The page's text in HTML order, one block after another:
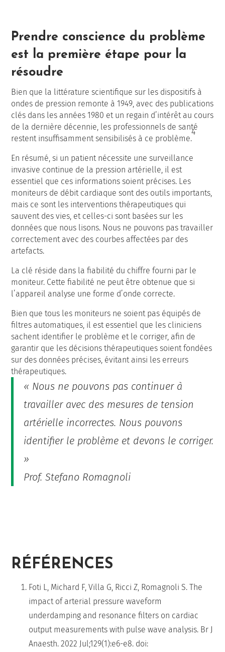
Prendre conscience du problème
est la première étape pour la
résoudre
Bien que la littérature scientifique sur les dispositifs à
ondes de pression remonte à 1949, avec des publications
clés dans les années 1980 et un regain d’intérêt au cours
de la dernière décennie, les professionnels de santé
restent insuffisamment sensibilisés à ce problème.
4
En résumé, si un patient nécessite une surveillance
invasive continue de la pression artérielle, il est
essentiel que ces informations soient précises. Les
moniteurs de débit cardiaque sont des outils importants,
mais ce sont les interventions thérapeutiques qui
sauvent des vies, et celles-ci sont basées sur les
données que nous lisons. Nous ne pouvons pas travailler
correctement avec des courbes affectées par des
artefacts.
La clé réside dans la fiabilité du chiffre fourni par le
moniteur. Cette fiabilité ne peut être obtenue que si
l’appareil analyse une forme d’onde correcte.
Bien que tous les moniteurs ne soient pas équipés de
filtres automatiques, il est essentiel que les cliniciens
sachent identifier le problème et le corriger, afin de
garantir que les décisions thérapeutiques soient fondées
sur des données précises, évitant ainsi les erreurs
thérapeutiques.
« Nous ne pouvons pas continuer à
travailler avec des mesures de tension
artérielle incorrectes. Nous pouvons
identifier le problème et devons le corriger.
»
Prof. Stefano Romagnoli
RÉFÉRENCES
Foti L, Michard F, Villa G, Ricci Z, Romagnoli S. The
impact of arterial pressure waveform
underdamping and resonance filters on cardiac
output measurements with pulse wave analysis. Br J
Anaesth. 2022 Jul;129(1):e6-e8. doi: